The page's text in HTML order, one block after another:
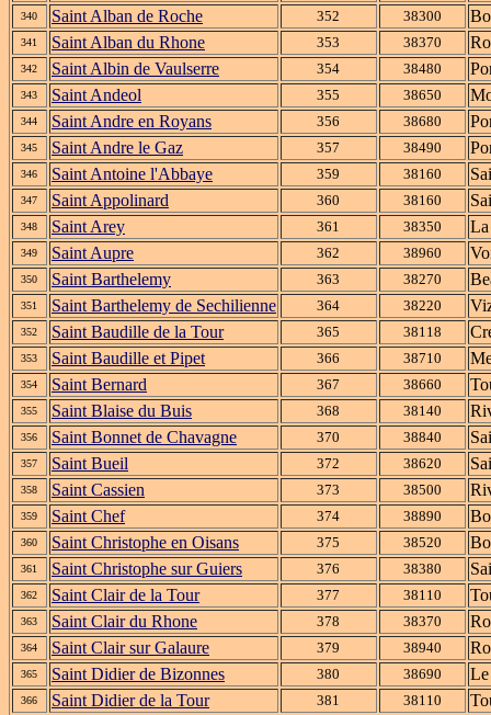
340 Saint Alban de Roche 352 38300
341 Saint Alban du Rhone 353 38370
342 Saint Albin de Vaulserre 354 38480
343 Saint Andeol 355 38650
344 Saint Andre en Royans 356 38680
345 Saint Andre le Gaz 357 38490
346 Saint Antoine l'Abbaye 359 38160
347 Saint Appolinard 360 38160
348 Saint Arey 361 38350
349 Saint Aupre 362 38960
350 Saint Barthelemy 363 38270
351 Saint Barthelemy de Sechilienne 364 38220
352 Saint Baudille de la Tour 365 38118
353 Saint Baudille et Pipet 366 38710
354 Saint Bernard 367 38660
355 Saint Blaise du Buis 368 38140
356 Saint Bonnet de Chavagne 370 38840
357 Saint Bueil 372 38620
358 Saint Cassien 373 38500
359 Saint Chef 374 38890
360 Saint Christophe en Oisans 375 38520
361 Saint Christophe sur Guiers 376 38380
362 Saint Clair de la Tour 377 38110
363 Saint Clair du Rhone 378 38370
364 Saint Clair sur Galaure 379 38940
365 Saint Didier de Bizonnes 380 38690 Le
366 Saint Didier de la Tour 381 38110